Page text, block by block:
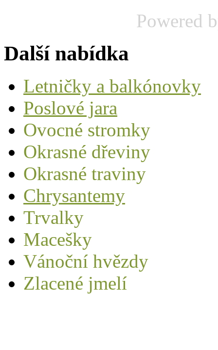
Powered
Další nabídka
Letničky a balkónovky
Poslové jara
Ovocné stromky
Okrasné dřeviny
Okrasné traviny
Chrysantemy
Trvalky
Macešky
Vánoční hvězdy
Zlacené jmelí